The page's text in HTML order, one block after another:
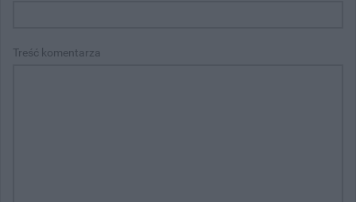
Treść komentarza